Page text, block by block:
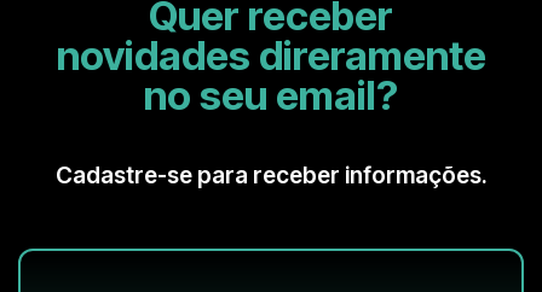
Quer receber
novidades direramente
no seu email?
Cadastre-se para receber informações.